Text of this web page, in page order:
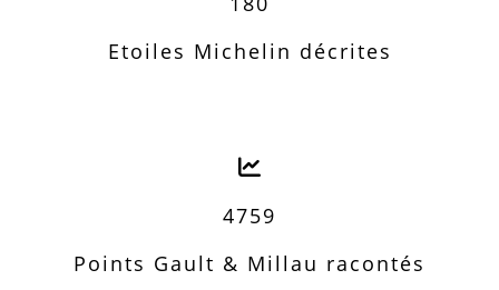
Etoiles Michelin décrites
4759
Points Gault & Millau racontés